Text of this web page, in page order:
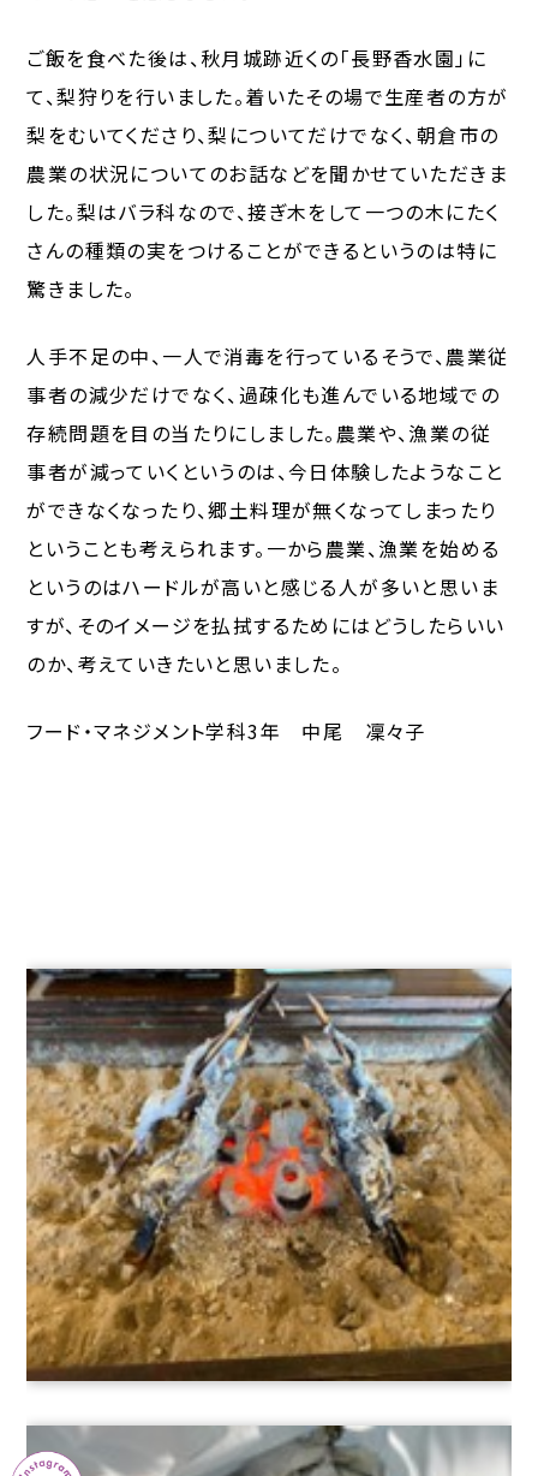
ご飯を食べた後は、秋月城跡近くの「長野香水園」に
て、梨狩りを行いました。着いたその場で生産者の方が
梨をむいてくださり、梨についてだけでなく、朝倉市の
農業の状況についてのお話などを聞かせていただきま
した。梨はバラ科なので、接ぎ木をして一つの木にたく
さんの種類の実をつけることができるというのは特に
驚きました。
人手不足の中、一人で消毒を行っているそうで、農業従
事者の減少だけでなく、過疎化も進んでいる地域での
存続問題を目の当たりにしました。農業や、漁業の従
事者が減っていくというのは、今日体験したようなこと
ができなくなったり、郷土料理が無くなってしまったり
ということも考えられます。一から農業、漁業を始める
というのはハードルが高いと感じる人が多いと思いま
すが、そのイメージを払拭するためにはどうしたらいい
のか、考えていきたいと思いました。
フード・マネジメント学科3年 中尾 凜々子